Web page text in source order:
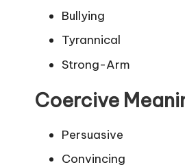
Bullying
Tyrannical
Strong-Arm
Coercive
Persuasive
Convincing